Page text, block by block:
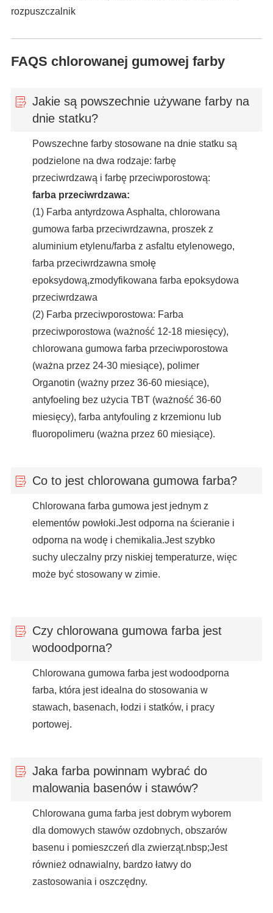
rozpuszczalnik
FAQS chlorowanej gumowej farby
Jakie są powszechnie używane farby na
dnie statku?
Powszechne farby stosowane na dnie statku są
podzielone na dwa rodzaje: farbę
przeciwrdzawą i farbę przeciwporostową:
farba przeciwrdzawa:
(1) Farba antyrdzowa Asphalta, chlorowana
gumowa farba przeciwrdzawna, proszek z
aluminium etylenu/farba z asfaltu etylenowego,
farba przeciwrdzawna smołę
epoksydową,zmodyfikowana farba epoksydowa
przeciwrdzawa
(2) Farba przeciwporostowa: Farba
przeciwporostowa (ważność 12-18 miesięcy),
chlorowana gumowa farba przeciwporostowa
(ważna przez 24-30 miesiące), polimer
Organotin (ważny przez 36-60 miesiące),
antyfoeling bez użycia TBT (ważność 36-60
miesięcy), farba antyfouling z krzemionu lub
fluoropolimeru (ważna przez 60 miesiące).
Co to jest chlorowana gumowa farba?
Chlorowana farba gumowa jest jednym z
elementów powłoki.Jest odporna na ścieranie i
odporna na wodę i chemikalia.Jest szybko
suchy uleczalny przy niskiej temperaturze, więc
może być stosowany w zimie.
Czy chlorowana gumowa farba jest
wodoodporna?
Chlorowana gumowa farba jest wodoodporna
farba, która jest idealna do stosowania w
stawach, basenach, łodzi i statków, i pracy
portowej.
Jaka farba powinnam wybrać do
malowania basenów i stawów?
Chlorowana guma farba jest dobrym wyborem
dla domowych stawów ozdobnych, obszarów
basenu i pomieszczeń dla zwierząt.nbsp;Jest
również odnawialny, bardzo łatwy do
zastosowania i oszczędny.